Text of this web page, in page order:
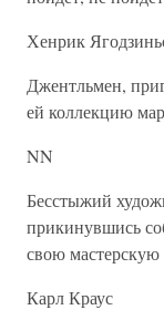
Хенрик
Джентльмен,
ей коллекцию
NN
Бесстыжий
прикинувшись
свою
Карл Краус